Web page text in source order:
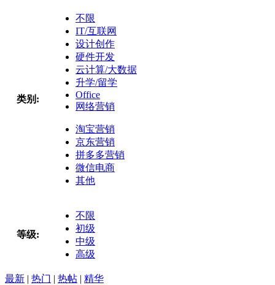
类别:
不限
IT/互联网
设计创作
硬件开发
云计算/大数据
升学/留学
Office
网络营销
淘宝营销
京东营销
拼多多营销
微信电商
其他
等级:
不限
初级
中级
高级
最新 | 热门 | 热帖 | 精华